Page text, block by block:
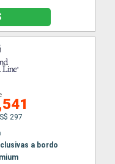
297
a bordo